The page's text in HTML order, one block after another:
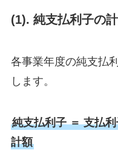
(1). 純支払利子の
各事業年度の純支払
します。
純支払利子 ＝ 支払
計額